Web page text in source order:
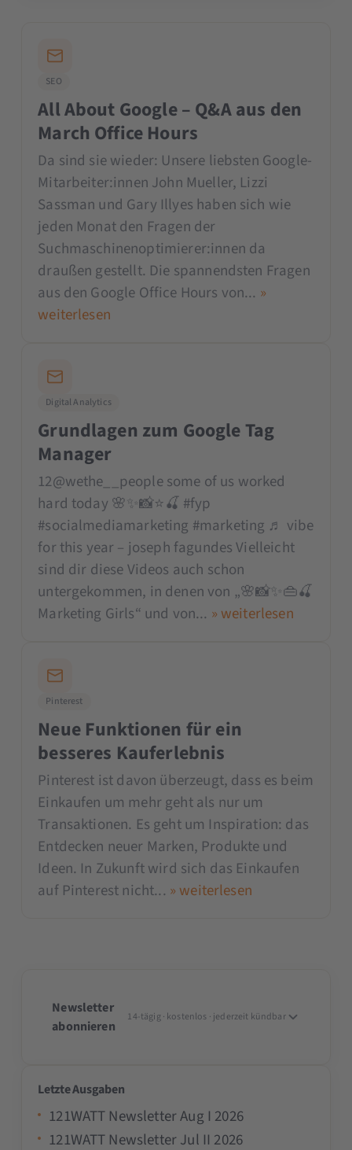
SEO
All About Google – Q&A aus den
March Office Hours
Da sind sie wieder: Unsere liebsten Google-
Mitarbeiter:innen John Mueller, Lizzi
Sassman und Gary Illyes haben sich wie
jeden Monat den Fragen der
Suchmaschinenoptimierer:innen da
draußen gestellt. Die spannendsten Fragen
aus den Google Office Hours von... »
weiterlesen
Digital Analytics
Grundlagen zum Google Tag
Manager
12@wethe__people some of us worked
hard today 🌸✨📸⭐️🍒 #fyp
#socialmediamarketing #marketing ♬ vibe
for this year – joseph fagundes Vielleicht
sind dir diese Videos auch schon
untergekommen, in denen von „🌸📸✨👜🍒
Marketing Girls“ und von... » weiterlesen
Pinterest
Neue Funktionen für ein
besseres Kauferlebnis
Pinterest ist davon überzeugt, dass es beim
Einkaufen um mehr geht als nur um
Transaktionen. Es geht um Inspiration: das
Entdecken neuer Marken, Produkte und
Ideen. In Zukunft wird sich das Einkaufen
auf Pinterest nicht... » weiterlesen
Newsletter
abonnieren
14-tägig · kostenlos · jederzeit kündbar
Letzte Ausgaben
121WATT Newsletter Aug I 2026
121WATT Newsletter Jul II 2026